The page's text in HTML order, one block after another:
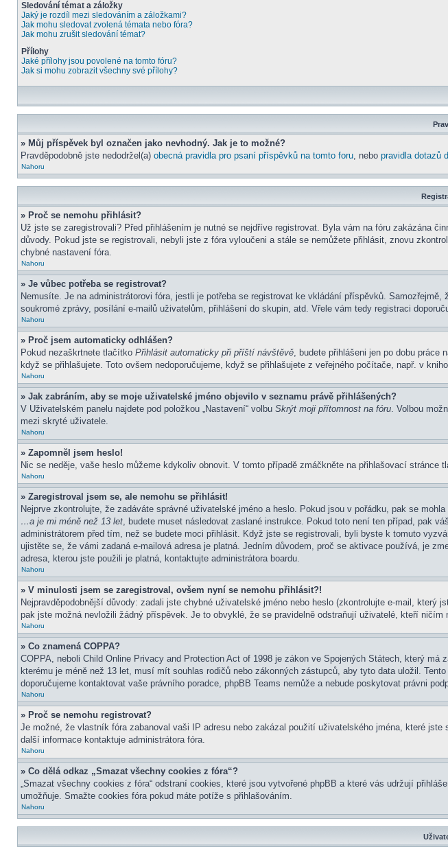
Sledování témat a záložky
Jaký je rozdíl mezi sledováním a záložkami?
Jak mohu sledovat zvolená témata nebo fóra?
Jak mohu zrušit sledování témat?
Přílohy
Jaké přílohy jsou povolené na tomto fóru?
Jak si mohu zobrazit všechny své přílohy?
» Můj příspěvek byl označen jako nevhodný. Jak je to možné?
Pravděpodobně jste nedodržel(a) obecná pravidla pro psaní příspěvků na tomto foru, nebo pravidla dotazů
Nahoru
» Proč se nemohu přihlásit?
Už jste se zaregistrovali? Před přihlášením je nutné se nejdříve registrovat. Byla vám na fóru zakázána
důvody. Pokud jste se registrovali, nebyli jste z fóra vyloučeni a stále se nemůžete přihlásit, znovu
chybné nastavení fóra.
Nahoru
» Je vůbec potřeba se registrovat?
Nemusíte. Je na administrátorovi fóra, jestli je potřeba se registrovat ke vkládání příspěvků.
soukromé zprávy, posílání e-mailů uživatelům, přihlášení do skupin, atd. Vřele vám tedy registraci
Nahoru
» Proč jsem automaticky odhlášen?
Pokud nezaškrtnete tlačítko Přihlásit automaticky při příští návštěvě, budete přihlášeni jen po dobu práce
když se přihlašujete. Toto ovšem nedoporučujeme, když se přihlašujete z veřejného počítače, např. v
Nahoru
» Jak zabráním, aby se moje uživatelské jméno objevilo v seznamu právě přihlášených?
V Uživatelském panelu najdete pod položkou „Nastavení“ volbu Skrýt moji přítomnost na fóru. Volbou
mezi skryté uživatele.
Nahoru
» Zapomněl jsem heslo!
Nic se neděje, vaše heslo můžeme kdykoliv obnovit. V tomto případě zmáčkněte na přihlašovací stránce
Nahoru
» Zaregistroval jsem se, ale nemohu se přihlásit!
Nejprve zkontrolujte, že zadáváte správné uživatelské jméno a heslo. Pokud jsou v pořádku, pak se
…a je mi méně než 13 let, budete muset následovat zaslané instrukce. Pokud toto není ten případ, pak
administrátorem před tím, než se budete moci přihlásit. Když jste se registrovali, byli byste k tomuto
ujistěte se, že vámi zadaná e-mailová adresa je platná. Jedním důvodem, proč se aktivace používá, je
adresa, kterou jste použili je platná, kontaktujte administrátora boardu.
Nahoru
» V minulosti jsem se zaregistroval, ovšem nyní se nemohu přihlásit?!
Nejpravděpodobnější důvody: zadali jste chybné uživatelské jméno nebo heslo (zkontrolujte e-mail,
pak jste možná nevložili žádný příspěvek. Je to obvyklé, že se pravidelně odstraňují uživatelé, kteří
Nahoru
» Co znamená COPPA?
COPPA, neboli Child Online Privacy and Protection Act of 1998 je zákon ve Spojených Státech, který
kterému je méně než 13 let, musí mít souhlas rodičů nebo zákonných zástupců, aby tyto data uložil.
doporučujeme kontaktovat vaše právního poradce, phpBB Teams nemůže a nebude poskytovat právni
Nahoru
» Proč se nemohu registrovat?
Je možné, že vlastník fóra zabanoval vaši IP adresu nebo zakázal použití uživatelského jména, které
další informace kontaktuje administrátora fóra.
Nahoru
» Co dělá odkaz „Smazat všechny cookies z fóra“?
„Smazat všechny cookies z fóra“ odstraní cookies, které jsou vytvořené phpBB a které vás udržují
umožňuje. Smažte cookies fóra pokud máte potíže s přihlašováním.
Nahoru